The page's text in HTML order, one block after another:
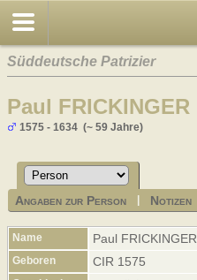
Süddeutsche Patrizier
Paul FRICKINGER
1575 - 1634 (~ 59 Jahre)
Angaben zur Person Notizen
Name Paul FRICKINGER
Geboren CIR 1575